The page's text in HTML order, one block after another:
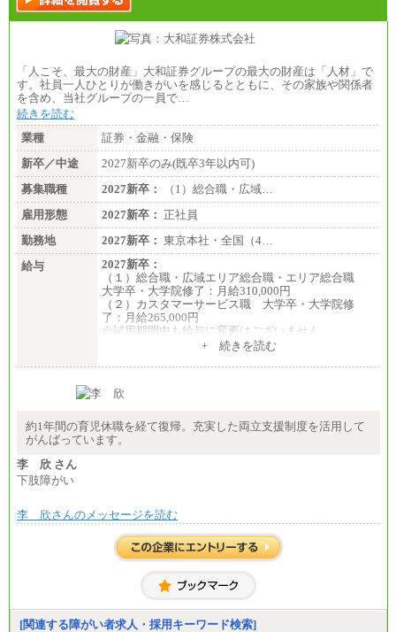
「人こそ、最大の財産」大和証券グループの最大の財産は「人材」で
す。社員一人ひとりが働きがいを感じるとともに、その家族や関係者
を含め、当社グループの一員で…
続きを読む
業種
証券・金融・保険
新卒／中途
2027新卒のみ(既卒3年以内可)
募集職種
2027新卒：
（1）総合職・広域…
雇用形態
2027新卒： 正社員
勤務地
2027新卒： 東京本社・全国（4…
給与
2027新卒：
（１）総合職・広域エリア総合職・エリア総合職
大学卒・大学院修了：月給310,000円
（２）カスタマーサービス職 大学卒・大学院修
了：月給265,000円
※試用期間中も給与に変更はございません
+ 続きを読む
約1年間の育児休職を経て復帰。充実した両立支援制度を活用して
がんばっています。
李 欣 さん
下肢障がい
李 欣さんのメッセージを読む
[関連する障がい者求人・採用キーワード検索]